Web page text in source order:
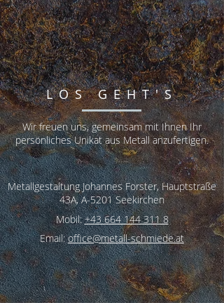
LOS GEHT'S
Wir freuen uns, gemeinsam mit Ihnen Ihr
persönliches Unikat aus Metall anzufertigen.
Metallgestaltung Johannes Forster,Hauptstraße
43A, A-5201 Seekirchen
Mobil:+43 664 144 311 8
Email:office@metall-schmiede.at